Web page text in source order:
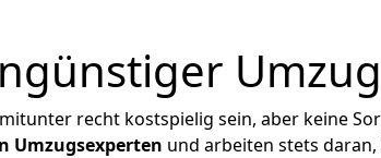
recht kostspielig sein, aber keine
Umzugsexperten und arbeiten stets daran,